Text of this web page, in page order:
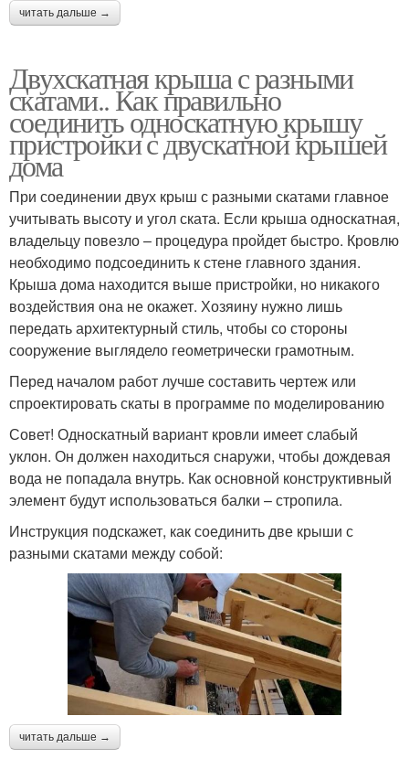
читать дальше →
Двухскатная крыша с разными
скатами.. Как правильно
соединить односкатную крышу
пристройки с двускатной крышей
дома
При соединении двух крыш с разными скатами главное
учитывать высоту и угол ската. Если крыша односкатная,
владельцу повезло – процедура пройдет быстро. Кровлю
необходимо подсоединить к стене главного здания.
Крыша дома находится выше пристройки, но никакого
воздействия она не окажет. Хозяину нужно лишь
передать архитектурный стиль, чтобы со стороны
сооружение выглядело геометрически грамотным.
Перед началом работ лучше составить чертеж или
спроектировать скаты в программе по моделированию
Совет! Односкатный вариант кровли имеет слабый
уклон. Он должен находиться снаружи, чтобы дождевая
вода не попадала внутрь. Как основной конструктивный
элемент будут использоваться балки – стропила.
Инструкция подскажет, как соединить две крыши с
разными скатами между собой:
читать дальше →